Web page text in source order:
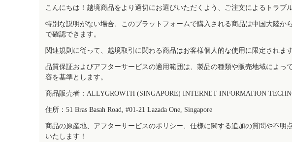
こんにちは！越境商品をより適切にお選びいただくよう、ご注文によるトラ
特別な説明がない場合、このプラットフォームで購入される商品は中国大陸
で確認できます。
関連規則に従って、越境取引に関わる商品はお客様個人的な使用に限定されます
品質保証およびアフターサービスの適用範囲は、製品の種類や販売地域によ
容を基準とします。
商品販売者：ALLYGROWTH (SINGAPORE) INTERNET INFORMATION
住所：51 Bras Basah Road, #01-21 Lazada One, Singapore
商品の原産地、アフターサービスのポリシー、仕様に関する追加の質問や不
いたします！